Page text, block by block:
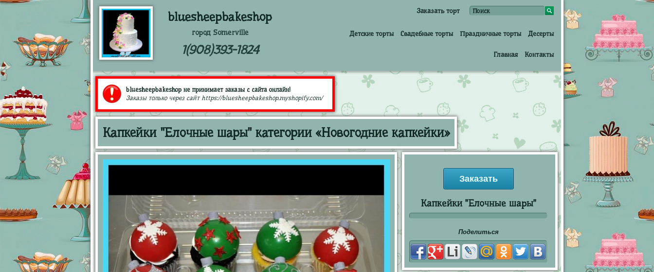
bluesheepbakeshop
город Somerville
1(908)393-1824
Заказать торт
Детские торты Свадебные торты Праздничные торты Десерты
Главная Контакты
bluesheepbakeshop не принимает заказы с сайта онлайн!
Заказы только через сайт https://bluesheepbakeshop.myshopify.com/
Капкейки "Елочные шары" категории «Новогодние капкейки»
Заказать
Капкейки "Елочные шары"
Поделиться